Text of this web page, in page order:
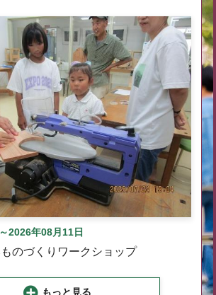
2026年08月11日
のづくりワークショップ
もっと見る